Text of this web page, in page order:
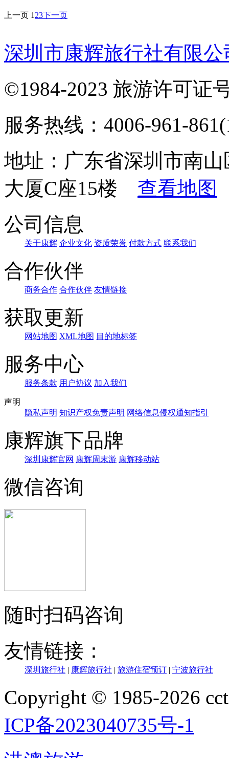
上一页 1 23下一页
深圳市康辉旅行社有限
©1984-2023 旅游许可证
服务热线：4006-961-
地址：广东省深圳市南
大厦C座15楼 查看地图
公司信息
关于康辉 企业文化 资质荣誉 付款方式 联系我们
合作伙伴
商务合作 合作伙伴 友情链接
获取更新
网站地图 XML地图 目的地标签
服务中心
服务条款 用户协议 加入我们
声明
隐私声明 知识产权免责声明 网络信息侵权通知指引
康辉旗下品牌
深圳康辉官网 康辉周末游 康辉移动站
微信咨询
随时扫码咨询
友情链接：
深圳旅行社 | 康辉旅行社 | 旅游住宿预订 | 宁波旅行社
Copyright © 1985-2026
ICP备2023040735号-1